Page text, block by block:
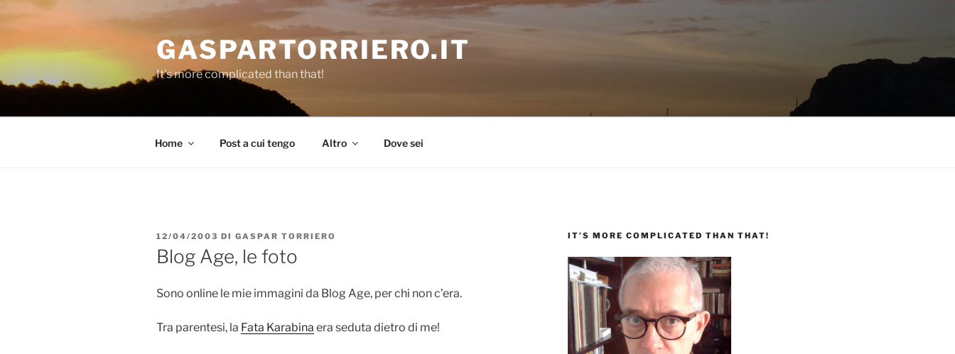
GASPARTORRIERO.IT
It's more complicated than that!
Home Post a cui tengo Altro Dove sei
PUBBLICATO
IL
12/04/2003 DI GASPAR TORRIERO
Blog Age, le foto
Sono online le mie immagini da Blog Age, per chi non c’era.
Tra parentesi, la Fata Karabina era seduta dietro di me!
IT’S MORE COMPLICATED THAN THAT!